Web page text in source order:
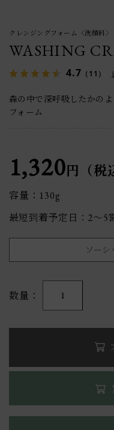
クレンジングフォーム〈洗顔料〉
WASHING
4.7 （11）
森の中で深呼吸したかの
フォーム
1,320円（税
容量：130g
最短到着予定日：2〜5
ソーシ
数量 1